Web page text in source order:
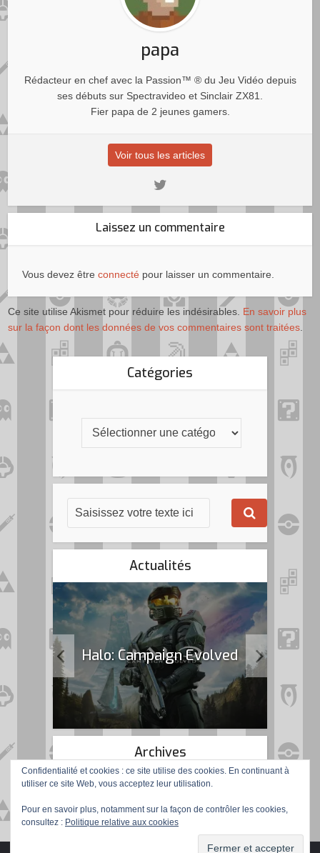
papa
Rédacteur en chef avec la Passion™ ® du Jeu Vidéo depuis
ses débuts sur Spectravideo et Sinclair ZX81.
Fier papa de 2 jeunes gamers.
Voir tous les articles
Laissez un commentaire
Vous devez êtreconnecté pour laisser un commentaire.
Ce site utilise Akismet pour réduire les indésirables. En savoir plus
sur la façon dont les données de vos commentaires sont traitées.
Catégories
Actualités
Halo: Campaign Evolved
Archives
Confidentialité et cookies : ce site utilise des cookies. En continuant à
utiliser ce site Web, vous acceptez leur utilisation.
Pour en savoir plus, notamment sur la façon de contrôler les cookies,
consultez : Politique relative aux cookies